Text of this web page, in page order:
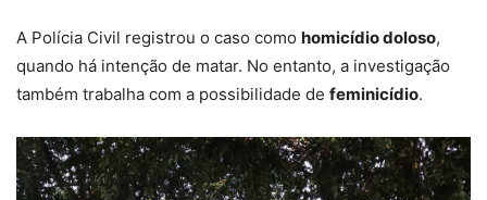
A Polícia Civil registrou o caso como homicídio doloso,
quando há intenção de matar. No entanto, a investigação
também trabalha com a possibilidade de feminicídio.